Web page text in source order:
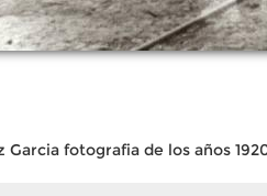
Garcia fotografia de los años